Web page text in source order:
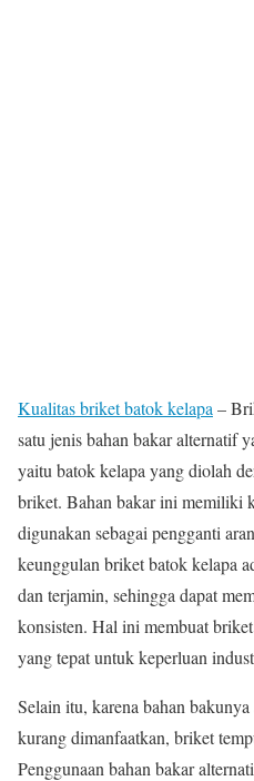
Kualitas briket batok kelapa –
satu jenis bahan bakar alternatif
yaitu batok kelapa yang diolah
briket. Bahan bakar ini memiliki
digunakan sebagai pengganti
keunggulan briket batok kelapa
dan terjamin, sehingga dapat
konsisten. Hal ini membuat
yang tepat untuk keperluan
Selain itu, karena bahan
kurang dimanfaatkan, briket
Penggunaan bahan bakar